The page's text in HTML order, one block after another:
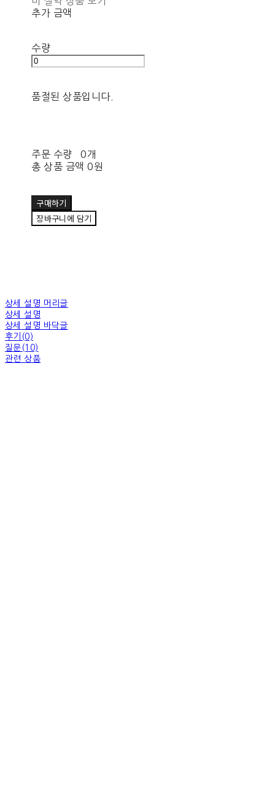
추가 금액
수량
품절된 상품입니다.
주문 수량
0개
총 상품 금액 0원
구매하기
장바구니에 담기
상세 설명 머리글
상세 설명
상세 설명 바닥글
후기(0)
질문(10)
관련 상품